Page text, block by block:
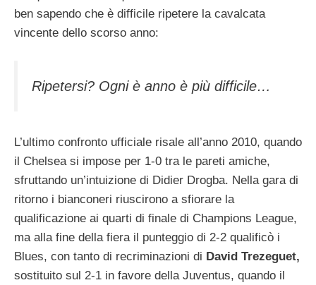
ben sapendo che è difficile ripetere la cavalcata
vincente dello scorso anno:
Ripetersi? Ogni è anno è più difficile…
L’ultimo confronto ufficiale risale all’anno 2010, quando
il Chelsea si impose per 1-0 tra le pareti amiche,
sfruttando un’intuizione di Didier Drogba. Nella gara di
ritorno i bianconeri riuscirono a sfiorare la
qualificazione ai quarti di finale di Champions League,
ma alla fine della fiera il punteggio di 2-2 qualificò i
Blues, con tanto di recriminazioni di David Trezeguet,
sostituito sul 2-1 in favore della Juventus, quando il